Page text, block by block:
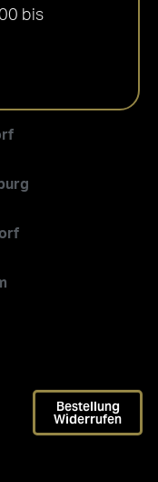
bis
Bestellung
Widerrufen